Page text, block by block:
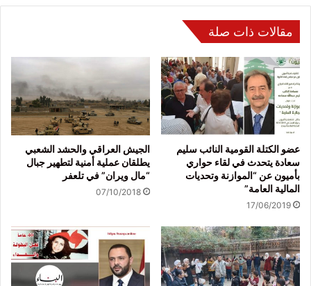
مقالات ذات صلة
عضو الكتلة القومية النائب سليم
سعادة يتحدث في لقاء حواري
بأميون عن “الموازنة وتحديات
المالية العامة”
17/06/2019
الجيش العراقي والحشد الشعبي
يطلقان عملية أمنية لتطهير جبال
“مال ويران” في تلعفر
07/10/2018